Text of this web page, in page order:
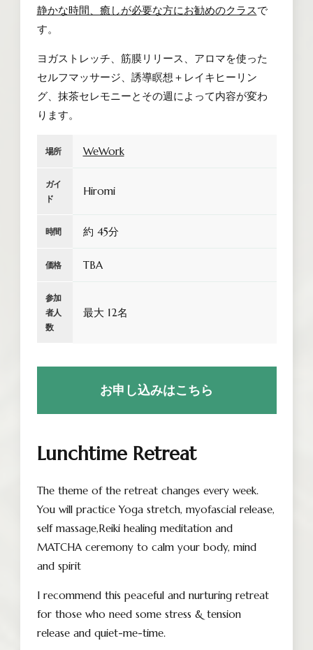
静かな時間、癒しが必要な方にお勧めのクラスで
す。
ヨガストレッチ、筋膜リリース、アロマを使った
セルフマッサージ、誘導瞑想＋レイキヒーリン
グ、抹茶セレモニーとその週によって内容が変わ
ります。
場所 WeWork
ガイ
ド
Hiromi
時間 約 45分
価格 TBA
参加
者人
数
最大 12名
お申し込みはこちら
Lunchtime Retreat
The theme of the retreat changes every week.
You will practice Yoga stretch, myofascial release,
self massage,Reiki healing meditation and
MATCHA ceremony to calm your body, mind
and spirit
I recommend this peaceful and nurturing retreat
for those who need some stress & tension
release and quiet-me-time.